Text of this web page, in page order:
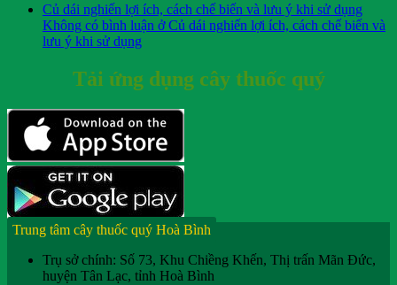
Củ dái nghiến lợi ích, cách chế biến và lưu ý khi sử dụng
Không có bình luận ở Củ dái nghiến lợi ích, cách chế biến và
lưu ý khi sử dụng
Tải ứng dụng cây thuốc quý
Trung tâm cây thuốc quý Hoà Bình
Trụ sở chính: Số 73, Khu Chiềng Khến, Thị trấn Mãn Đức,
huyện Tân Lạc, tỉnh Hoà Bình